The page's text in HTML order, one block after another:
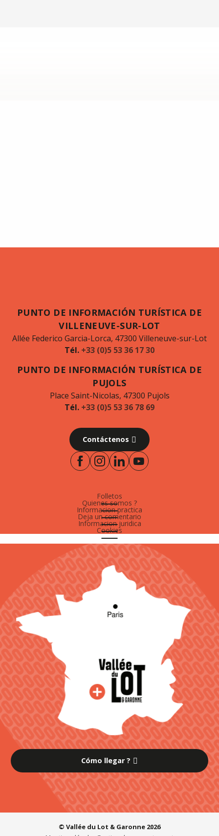
PUNTO DE INFORMACIÓN TURÍSTICA DE
VILLENEUVE-SUR-LOT
Allée Federico Garcia-Lorca, 47300 Villeneuve-sur-Lot
Tél. +33 (0)5 53 36 17 30
PUNTO DE INFORMACIÓN TURÍSTICA DE
PUJOLS
Place Saint-Nicolas, 47300 Pujols
Tél. +33 (0)5 53 36 78 69
Contáctenos
Folletos
Quienes somos ?
Informacion practica
Deja un comentario
Informacion juridica
Cookies
Cómo llegar ?
© Vallée du Lot & Garonne 2026